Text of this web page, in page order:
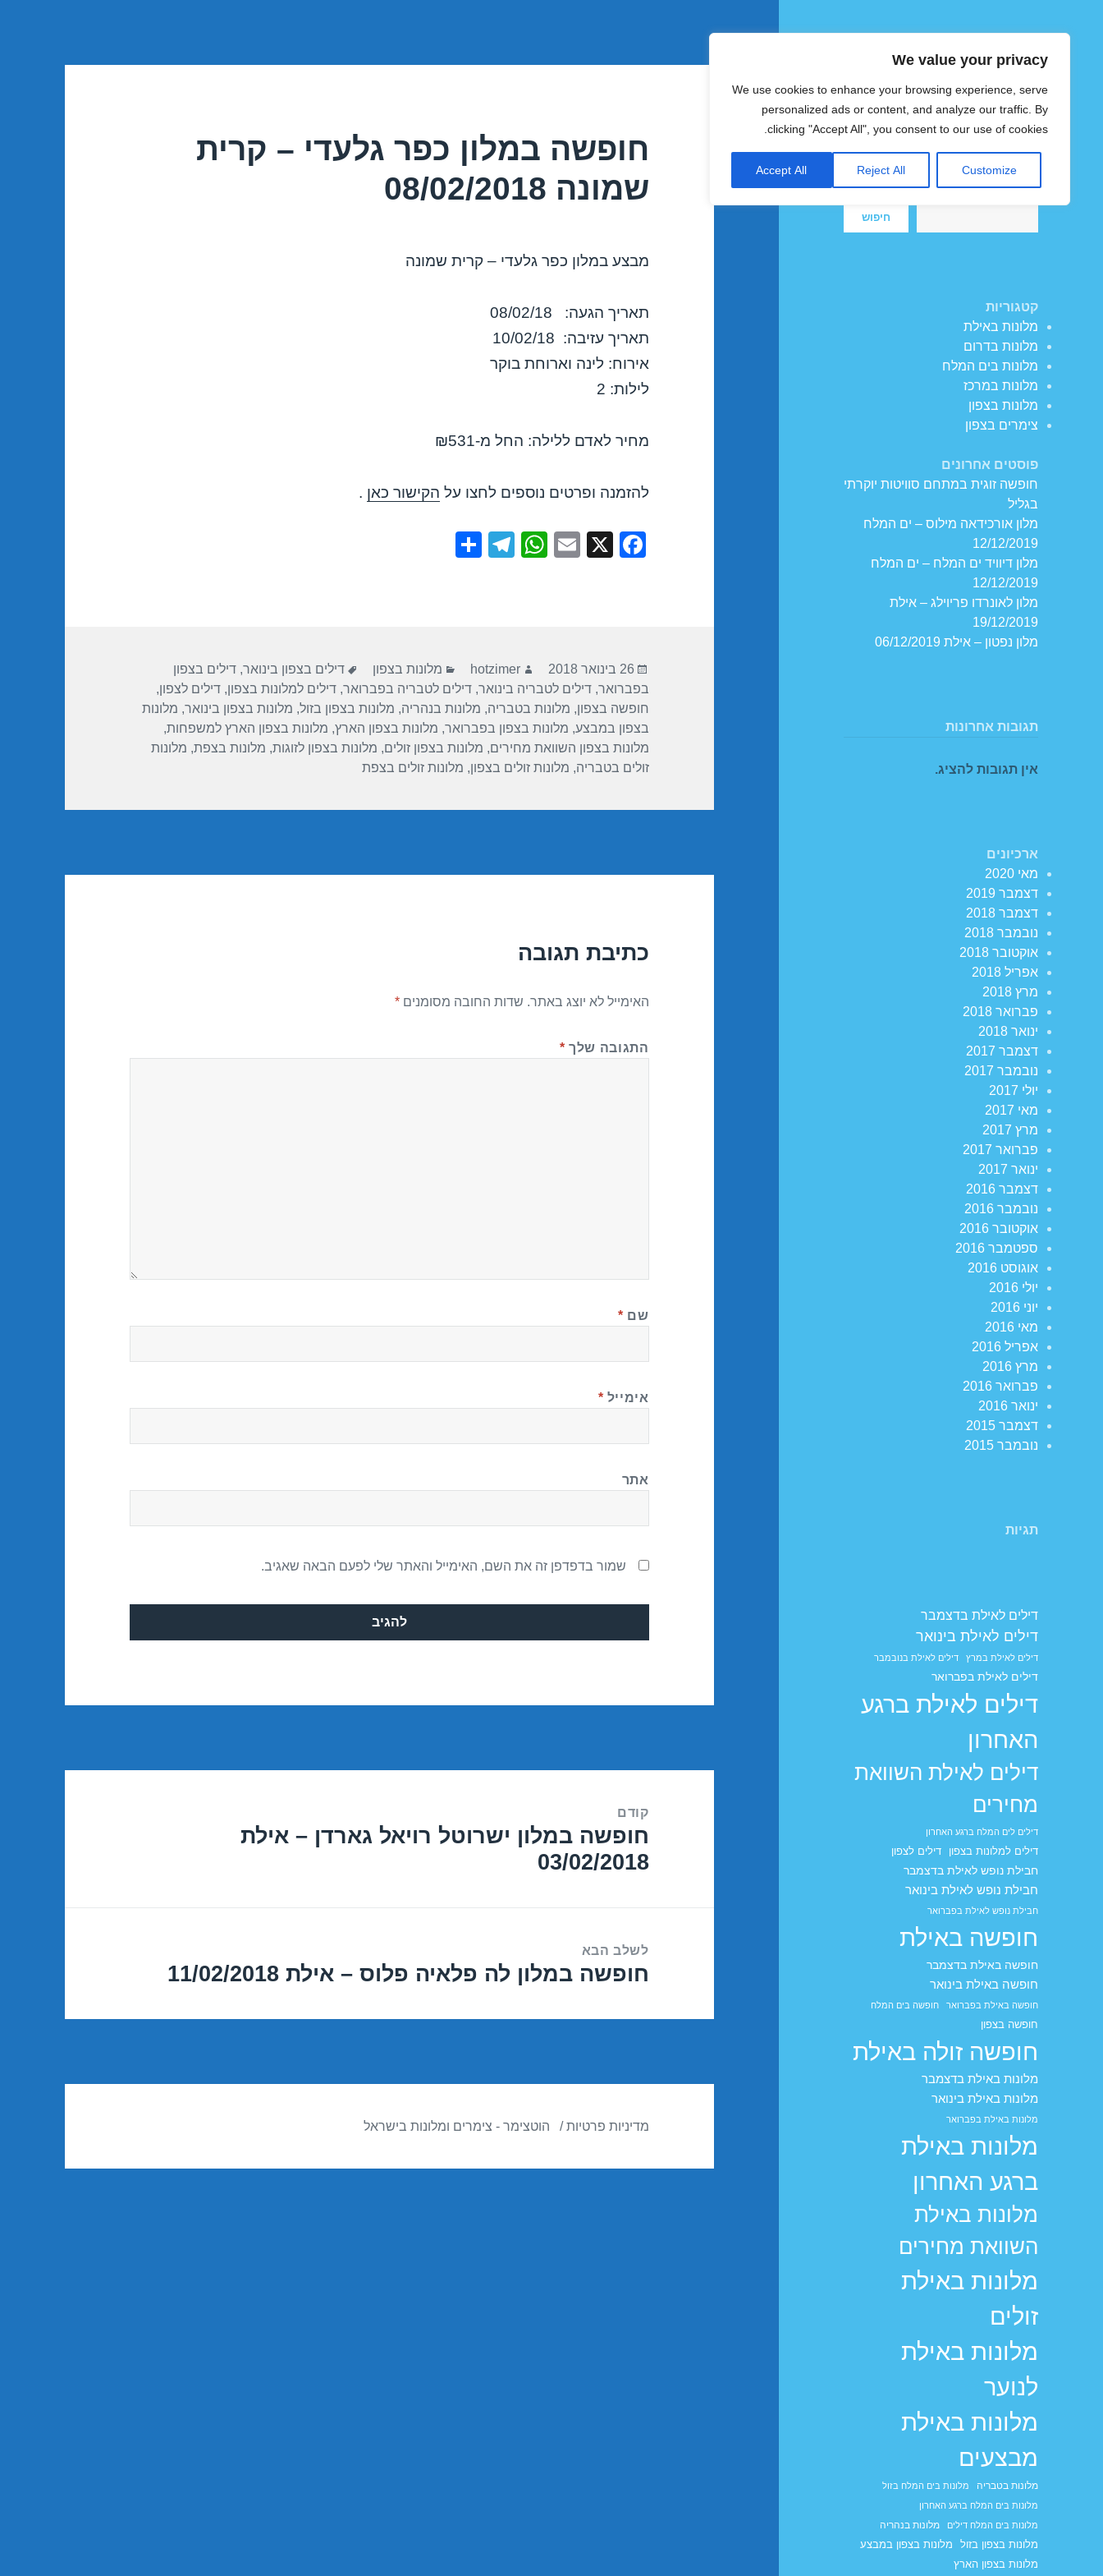
We value your privacy
We use cookies to enhance your browsing experience, serve
personalized ads or content, and analyze our traffic. By
clicking "Accept All", you consent to our use of cookies.
Customize
Reject All
Accept All
צימרים ומלונות זולים בישראל
חיפוש
חיפוש
קטגוריות
מלונות באילת
מלונות בדרום
מלונות בים המלח
מלונות במרכז
מלונות בצפון
צימרים בצפון
פוסטים אחרונים
חופשה זוגית במתחם סוויטות יוקרתי
בגליל
מלון אורכידאה מילוס – ים המלח
12/12/2019
מלון דיוויד ים המלח – ים המלח
12/12/2019
מלון לאונרדו פריוילג – אילת
19/12/2019
מלון נפטון – אילת 06/12/2019
תגובות אחרונות
אין תגובות להציג.
ארכיונים
מאי 2020
דצמבר 2019
דצמבר 2018
נובמבר 2018
אוקטובר 2018
אפריל 2018
מרץ 2018
פברואר 2018
ינואר 2018
דצמבר 2017
נובמבר 2017
יולי 2017
מאי 2017
מרץ 2017
פברואר 2017
ינואר 2017
דצמבר 2016
נובמבר 2016
אוקטובר 2016
ספטמבר 2016
אוגוסט 2016
יולי 2016
יוני 2016
מאי 2016
אפריל 2016
מרץ 2016
פברואר 2016
ינואר 2016
דצמבר 2015
נובמבר 2015
תגיות
דילים לאילת בדצמבר
דילים לאילת בינואר
דילים לאילת במרץ דילים לאילת בנובמבר
דילים לאילת בפברואר
דילים לאילת ברגע
האחרון
דילים לאילת השוואת
מחירים
דילים לים המלח ברגע האחרון
דילים למלונות בצפון דילים לצפון
חבילת נופש לאילת בדצמבר
חבילת נופש לאילת בינואר
חבילת נופש לאילת בפברואר
חופשה באילת
חופשה באילת בדצמבר
חופשה באילת בינואר
חופשה באילת בפברואר חופשה בים המלח
חופשה בצפון
חופשה זולה באילת
מלונות באילת בדצמבר
מלונות באילת בינואר
מלונות באילת בפברואר
מלונות באילת
ברגע האחרון
מלונות באילת
השוואת מחירים
מלונות באילת
זולים
מלונות באילת
לנוער
מלונות באילת
מבצעים
מלונות בטבריה
מלונות בים המלח בזול
מלונות בים המלח ברגע האחרון
מלונות בים המלח דילים
מלונות בנהריה
מלונות בצפון בזול
מלונות בצפון במבצע
מלונות בצפון הארץ
חופשה במלון כפר גלעדי – קרית
שמונה 08/02/2018
מבצע במלון כפר גלעדי – קרית שמונה
תאריך הגעה: 08/02/18
תאריך עזיבה: 10/02/18
אירוח: לינה וארוחת בוקר
לילות: 2
מחיר לאדם ללילה: החל מ-₪531
להזמנה ופרטים נוספים לחצו על הקישור כאן .
F
o
o
k
X
E
W
p
p
T
m
פורסם
בתאריך
26 בינואר 2018 מחבר
hotzimer קטגוריות
מלונות בצפון תגיות
דילים בצפון בינואר,דילים בצפון
בפברואר,דילים לטבריה בינואר,דילים לטבריה בפברואר,דילים למלונות בצפון,דילים לצפון,
חופשה בצפון, מלונות בטבריה, מלונות בנהריה, מלונות בצפון בזול, מלונות בצפון בינואר, מלונות
בצפון במבצע, מלונות בצפון בפברואר, מלונות בצפון הארץ, מלונות בצפון הארץ למשפחות,
מלונות בצפון השוואת מחירים, מלונות בצפון זולים, מלונות בצפון לזוגות, מלונות בצפת, מלונות
זולים בטבריה, מלונות זולים בצפון, מלונות זולים בצפת
כתיבת תגובה
האימייל לא יוצג באתר. שדות החובה מסומנים*
התגובה שלך *
שם *
אימייל *
אתר
שמור בדפדפן זה את השם, האימייל והאתר שלי לפעם הבאה שאגיב.
קודם
הפוסט
הקודם:
חופשה במלון ישרוטל רויאל גארדן – אילת
03/02/2018
לשלב הבא
הפוסט
חופשה במלון לה פלאיה פלוס – אילת 11/02/2018
מדיניות פרטיות הוטצימר - צימרים ומלונות בישראל